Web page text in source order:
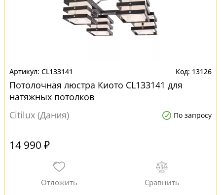
CL133141 13126
Потолочная люстра Киото CL133141 для
натяжных потолков
Citilux (Дания)
По запросу
14 990 ₽